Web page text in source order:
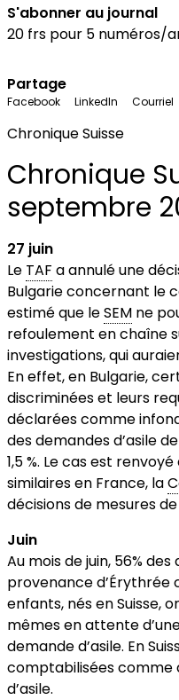
S'abonner au journal
20 frs pour 5 numéros/
Partage
Facebook LinkedIn Courriel
Chronique Suisse
Chronique
septembre
27 juin
Le TAF a annulé une
Bulgarie concernant le
estimé que leSEM ne
refoulement en chaîne
investigations, qui
En effet, en Bulgarie,
discriminées et leurs
déclarées comme
des demandes d’asile
1,5 %. Le cas est
similaires en France, la
décisions de mesures
Juin
Au mois de juin, 56%
provenance d’Érythrée
enfants, nés en Suisse,
mêmes en attente
demande d’asile. En
comptabilisées comme
d’asile.